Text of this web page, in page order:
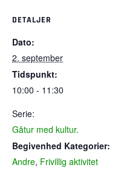
DETALJER
Dato:
2. september
Tidspunkt:
10:00 - 11:30
Serie:
Gåtur med kultur.
Begivenhed Kategorier:
Andre, Frivillig aktivitet